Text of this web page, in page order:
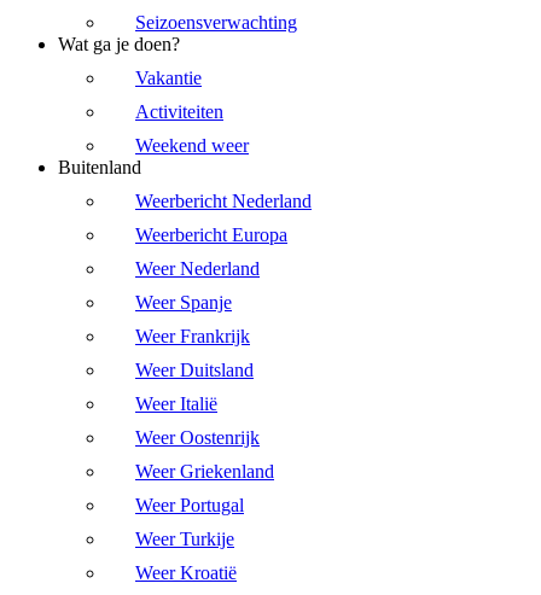
Seizoensverwachting
Wat ga je doen?
Vakantie
Activiteiten
Weekend weer
Buitenland
Weerbericht Nederland
Weerbericht Europa
Weer Nederland
Weer Spanje
Weer Frankrijk
Weer Duitsland
Weer Italië
Weer Oostenrijk
Weer Griekenland
Weer Portugal
Weer Turkije
Weer Kroatië